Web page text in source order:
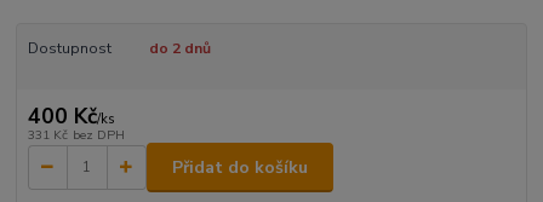
Dostupnost do 2 dnů
400 Kč/ks
331 Kč bez DPH
Přidat do košíku